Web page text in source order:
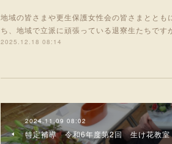
地域の皆さまや更生保護女性会の皆さまとと
ち、地域で立派に頑張っている退寮生たちで
2025.12.18 08:14
2024.11.09 08:02
特定補導 令和6年度第2回 生け花教室